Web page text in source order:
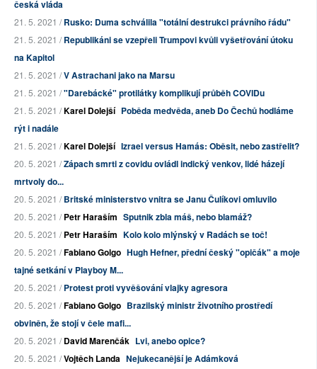
česká vláda
21. 5. 2021 /Rusko: Duma schválila "totální destrukci právního řádu"
21. 5. 2021 /Republikáni se vzepřeli Trumpovi kvůli vyšetřování útoku
na Kapitol
21. 5. 2021 /V Astrachani jako na Marsu
21. 5. 2021 /"Darebácké" protilátky komplikují průběh COVIDu
21. 5. 2021 /Karel Dolejší Poběda medvěda, aneb Do Čechů hodláme
rýt i nadále
21. 5. 2021 /Karel Dolejší Izrael versus Hamás: Oběsit, nebo zastřelit?
20. 5. 2021 /Zápach smrti z covidu ovládl indický venkov, lidé házejí
mrtvoly do...
20. 5. 2021 /Britské ministerstvo vnitra se Janu Čulíkovi omluvilo
20. 5. 2021 /Petr Haraším Sputnik zbla máš, nebo blamáž?
20. 5. 2021 /Petr Haraším Kolo kolo mlýnský v Radách se toč!
20. 5. 2021 /Fabiano Golgo Hugh Hefner, přední český "opičák" a moje
tajné setkání v Playboy M...
20. 5. 2021 /Protest proti vyvěšování vlajky agresora
20. 5. 2021 /Fabiano Golgo Brazilský ministr životního prostředí
obviněn, že stojí v čele mafi...
20. 5. 2021 /David Marenčák Lvi, anebo opice?
20. 5. 2021 /Vojtěch Landa Nejukecanější je Adámková